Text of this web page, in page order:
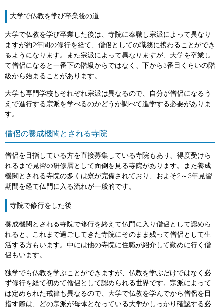
大学で仏教を学び卒業後の道
大学で仏教を学び卒業した後は、寺院に奉職し宗派によって異なり
ますが約2年間の修行を経て、僧侶としての職務に携わることができ
るようになります。また宗派によって異なりますが、大学を卒業し
て僧侶になると一番下の階級からではなく、下から3番目くらいの階
級から始まることがあります。
大学も専門学校もそれぞれ宗派は異なるので、自分が僧侶になるう
えで進行する宗派を学べるのかどうか調べて進学する必要がありま
す。
僧侶の養成機関とされる寺院
僧侶を目指している方を直接募集している寺院もあり、得度受けら
れるまで見習の研修層として面倒を見る寺院があります。また養成
機関とされる寺院の多くは寮が完備されており、およそ2～3年見習
期間を経て仏門に入る流れが一般的です。
寺院で修行をした後
養成機関とされる寺院で修行を終えて仏門に入り僧侶として認めら
れると、これまで過ごしてきた寺院にそのまま残って僧侶として生
活する方もいます。中には他の寺院に住職が紹介して勤めに行く僧
侶もいます。
独学でも仏教を学ぶことができますが、仏教を学ぶだけではなく必
ず修行を経て初めて僧侶として認められる世界です。宗派によって
は定められた戒律も異なるので、大学で仏教を学んでから僧侶を目
指す際は、どの宗派が母体となっている大学かしっかり確認する必